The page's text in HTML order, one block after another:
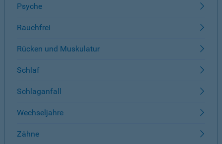
Psyche
Rauchfrei
Rücken und Muskulatur
Schlaf
Schlaganfall
Wechseljahre
Zähne